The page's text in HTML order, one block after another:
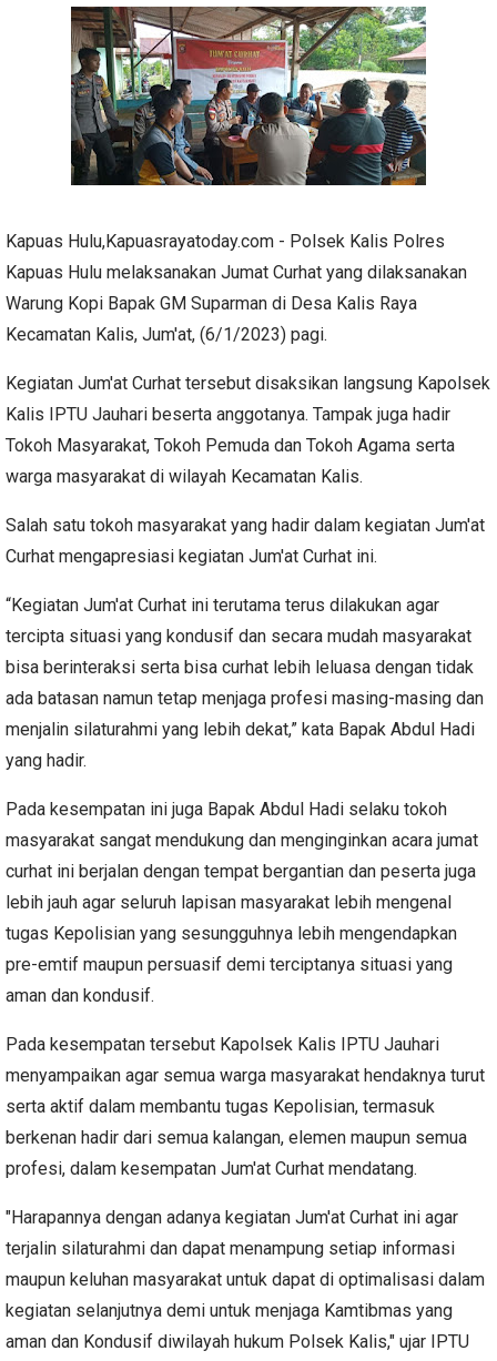
Kapuas Hulu,Kapuasrayatoday.com - Polsek Kalis Polres
Kapuas Hulu melaksanakan Jumat Curhat yang dilaksanakan
Warung Kopi Bapak GM Suparman di Desa Kalis Raya
Kecamatan Kalis, Jum'at, (6/1/2023) pagi.
Kegiatan Jum'at Curhat tersebut disaksikan langsung Kapolsek
Kalis IPTU Jauhari beserta anggotanya. Tampak juga hadir
Tokoh Masyarakat, Tokoh Pemuda dan Tokoh Agama serta
warga masyarakat di wilayah Kecamatan Kalis.
Salah satu tokoh masyarakat yang hadir dalam kegiatan Jum'at
Curhat mengapresiasi kegiatan Jum'at Curhat ini.
“Kegiatan Jum'at Curhat ini terutama terus dilakukan agar
tercipta situasi yang kondusif dan secara mudah masyarakat
bisa berinteraksi serta bisa curhat lebih leluasa dengan tidak
ada batasan namun tetap menjaga profesi masing-masing dan
menjalin silaturahmi yang lebih dekat,” kata Bapak Abdul Hadi
yang hadir.
Pada kesempatan ini juga Bapak Abdul Hadi selaku tokoh
masyarakat sangat mendukung dan menginginkan acara jumat
curhat ini berjalan dengan tempat bergantian dan peserta juga
lebih jauh agar seluruh lapisan masyarakat lebih mengenal
tugas Kepolisian yang sesungguhnya lebih mengendapkan
pre-emtif maupun persuasif demi terciptanya situasi yang
aman dan kondusif.
Pada kesempatan tersebut Kapolsek Kalis IPTU Jauhari
menyampaikan agar semua warga masyarakat hendaknya turut
serta aktif dalam membantu tugas Kepolisian, termasuk
berkenan hadir dari semua kalangan, elemen maupun semua
profesi, dalam kesempatan Jum'at Curhat mendatang.
"Harapannya dengan adanya kegiatan Jum'at Curhat ini agar
terjalin silaturahmi dan dapat menampung setiap informasi
maupun keluhan masyarakat untuk dapat di optimalisasi dalam
kegiatan selanjutnya demi untuk menjaga Kamtibmas yang
aman dan Kondusif diwilayah hukum Polsek Kalis," ujar IPTU